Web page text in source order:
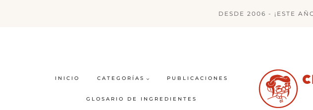
DESDE 2006 - ¡ESTE
INICIO CATEGORÍAS PUBLICACIONES
GLOSARIO DE INGREDIENTES